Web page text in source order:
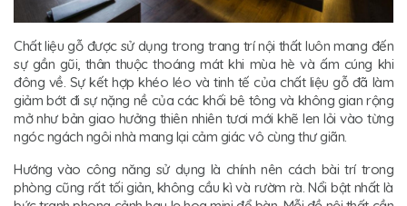
Chất liệu gỗ được sử dụng trong trang trí nội thất luôn mang đến
sự gần gũi, thân thuộc thoáng mát khi mùa hè và ấm cúng khi
đông về. Sự kết hợp khéo léo và tinh tế của chất liệu gỗ đã làm
giảm bớt đi sự nặng nề của các khối bê tông và không gian rộng
mở như bản giao hưởng thiên nhiên tươi mới khẽ len lỏi vào từng
ngóc ngách ngôi nhà mang lại cảm giác vô cùng thư giãn.
Hướng vào công năng sử dụng là chính nên cách bài trí trong
phòng cũng rất tối giản, không cầu kì và rườm rà. Nổi bật nhất là